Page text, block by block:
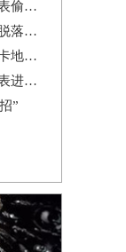
卡地亚手表偷停了怎么办(卡地亚手表偷停解决办法)
卡地亚指针脱落的原因(卡地亚指针脱落怎么办？)
卡地亚表壳生锈是什么原因造成的(卡地亚手表生锈怎么办？)
卡地亚手表进水怎么处理(卡地亚手表进水怎么办)
”